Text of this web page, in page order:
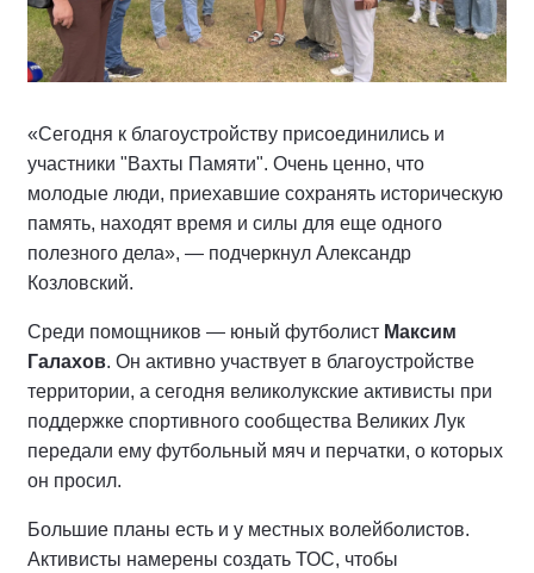
«Сегодня к благоустройству присоединились и
участники "Вахты Памяти". Очень ценно, что
молодые люди, приехавшие сохранять историческую
память, находят время и силы для еще одного
полезного дела», — подчеркнул Александр
Козловский.
Среди помощников — юный футболист Максим
Галахов. Он активно участвует в благоустройстве
территории, а сегодня великолукские активисты при
поддержке спортивного сообщества Великих Лук
передали ему футбольный мяч и перчатки, о которых
он просил.
Большие планы есть и у местных волейболистов.
Активисты намерены создать ТОС, чтобы